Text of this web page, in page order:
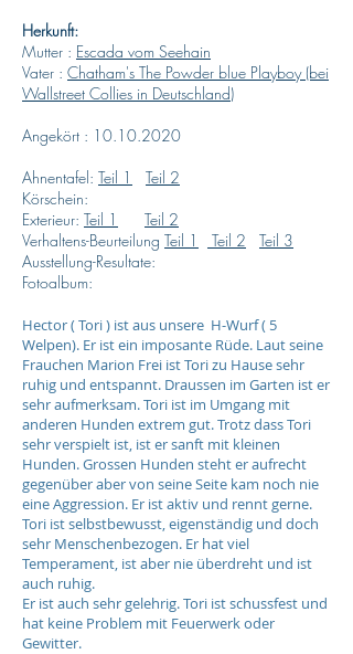
Herkunft:
Mutter : Escada vom Seehain
Vater : Chatham's The Powder blue Playboy (bei
Wallstreet Collies in Deutschland)
Angekört : 10.10.2020
Ahnentafel: Teil 1
Teil 2
Körschein:
Exterieur: Teil 1
Teil 2
Verhaltens-Beurteilung Teil 1 Teil 2
Teil 3
Ausstellung-Resultate:
Fotoalbum:
Hector ( Tori ) ist aus unsere H-Wurf ( 5
Welpen). Er ist ein imposante Rüde. Laut seine
Frauchen Marion Frei ist Tori zu Hause sehr
ruhig und entspannt. Draussen im Garten ist er
sehr aufmerksam. Tori ist im Umgang mit
anderen Hunden extrem gut. Trotz dass Tori
sehr verspielt ist, ist er sanft mit kleinen
Hunden. Grossen Hunden steht er aufrecht
gegenüber aber von seine Seite kam noch nie
eine Aggression. Er ist aktiv und rennt gerne.
Tori ist selbstbewusst, eigenständig und doch
sehr Menschenbezogen. Er hat viel
Temperament, ist aber nie überdreht und ist
auch ruhig.
Er ist auch sehr gelehrig. Tori ist schussfest und
hat keine Problem mit Feuerwerk oder
Gewitter.